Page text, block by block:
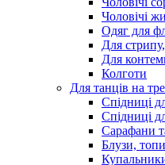
Чоловічі
Одяг для
Для
Для
Колготи
Для танців на
Спідниці
Спідниці
Сарафани
Блузи, топи